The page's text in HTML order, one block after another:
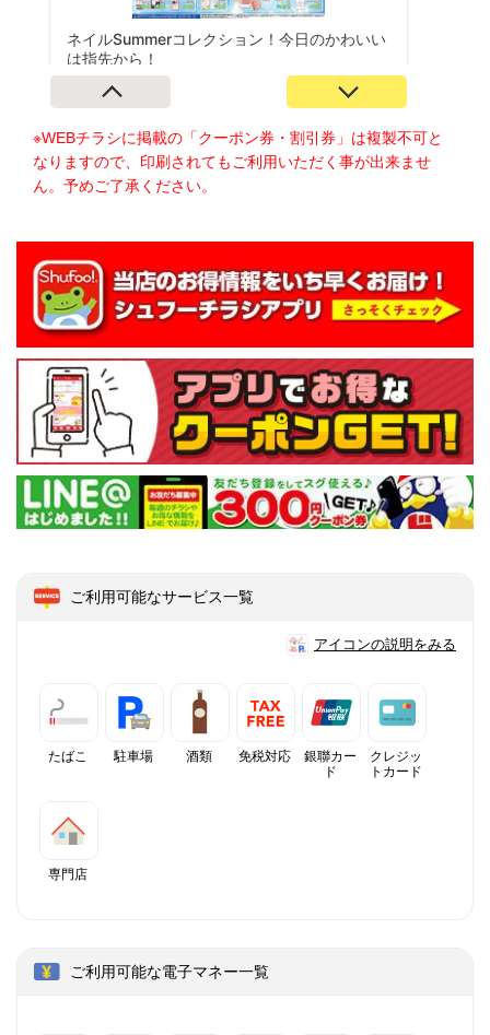
※WEBチラシに掲載の「クーポン券・割引券」は複製不可と
なりますので、印刷されてもご利用いただく事が出来ませ
ん。予めご了承ください。
ご利用可能なサービス一覧
アイコンの説明をみる
たばこ 駐車場 酒類 免税対応
銀聯カー
ド
クレジッ
トカード
専門店
ご利用可能な電子マネー一覧